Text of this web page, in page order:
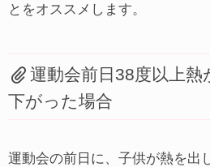
とをオススメします。
運動会前日38度以上熱
下がった場合
運動会の前日に、子供が熱を出